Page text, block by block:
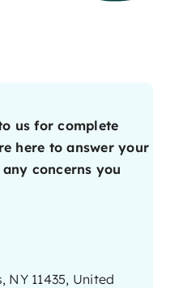
us for complete
here to answer your
concerns you
NY 11435, United